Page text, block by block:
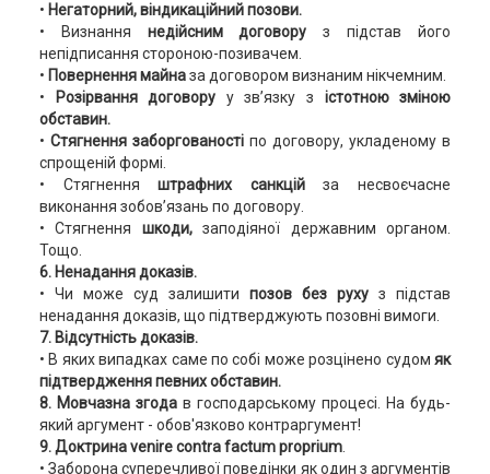
• Негаторний, віндикаційний позови.
• Визнання недійсним договору з підстав його
непідписання стороною-позивачем.
• Повернення майназа договором визнаним нікчемним.
•
Розірвання договору у зв’язку з істотною зміною
обставин.
• Стягнення заборгованостіпо договору, укладеному в
спрощеній формі.
• Стягненняштрафних санкційза несвоєчасне
виконання зобов’язань по договору.
• Стягнення шкоди,заподіяної державним органом.
Тощо.
6. Ненадання доказів.
• Чи може суд залишити позов без рухуз підстав
ненадання доказів, що підтверджують позовні вимоги.
7. Відсутність доказів.
• В яких випадках саме по собі може розцінено судом як
підтвердження певних обставин.
8. Мовчазна згода в господарському процесі. На будь-
який аргумент - обов'язково контраргумент!
9. Доктрина venire contra factum proprium.
• Заборона суперечливої поведінки як один з аргументів